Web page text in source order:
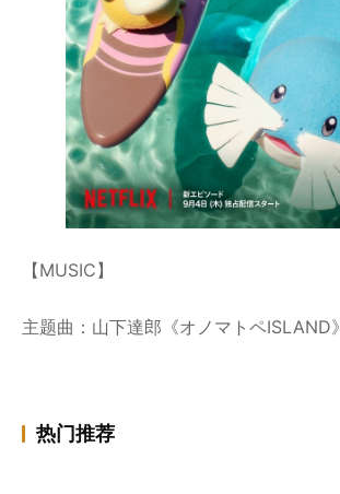
【MUSIC】
主题曲：山下達郎《オノマトペISLAND》
热门推荐